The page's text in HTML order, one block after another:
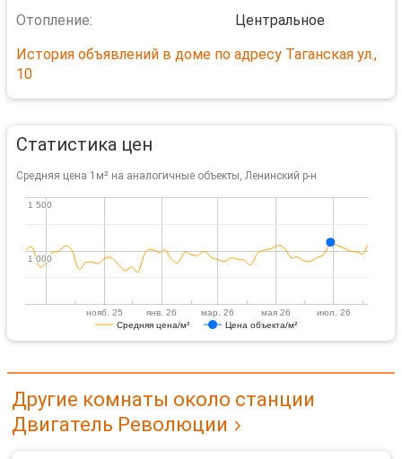
Отопление:
Центральное
История объявлений в доме по адресу Таганская ул.,
10
Статистика цен
Средняя цена 1м² на аналогичные объекты, Ленинский р-н
Средняя цена/м² Цена объекта/м²
нояб. 25 янв. 26 мар. 26 мая 26 июл. 26
1 000
1 000
1 500
1 500
Другие комнаты около станции
Двигатель Революции